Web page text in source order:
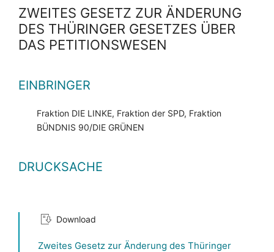
ZWEITES GESETZ ZUR ÄNDERUNG
DES THÜRINGER GESETZES ÜBER
DAS PETITIONSWESEN
EINBRINGER
Fraktion DIE LINKE, Fraktion der SPD, Fraktion
BÜNDNIS 90/DIE GRÜNEN
DRUCKSACHE
Download
Zweites Gesetz zur Änderung des Thüringer